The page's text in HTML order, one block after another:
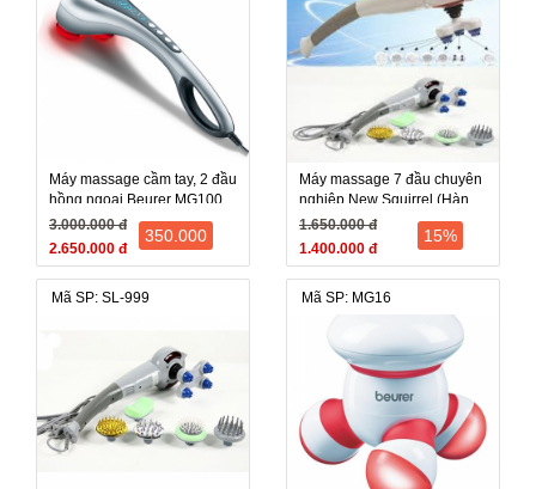
Máy massage cầm tay, 2 đầu
hồng ngoại Beurer MG100
(MG-100, MG 100) - Đức
3.000.000 đ
2.650.000 đ
350.000
Máy massage 7 đầu chuyên
nghiệp New Squirrel (Hàn
Quốc)
1.650.000 đ
1.400.000 đ
15%
Mã SP: SL-999 Mã SP: MG16